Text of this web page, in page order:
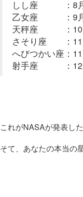
しし座 ：8月
乙女座 ：9月
天秤座 ：10月
さそり座 ：11
へびつかい座：
射手座 ：12月
これがNASAが発表し
そて、あなたの本当の